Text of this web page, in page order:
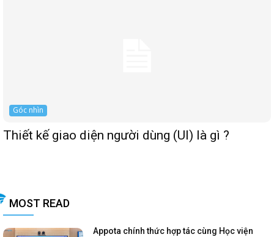
Góc nhìn
Thiết kế giao diện người dùng (UI) là gì ?
MOST READ
Appota chính thức hợp tác cùng Học viện